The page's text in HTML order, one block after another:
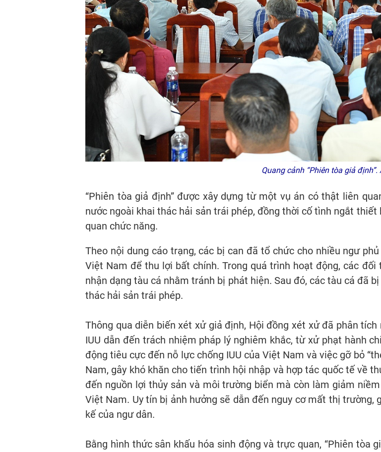
Quang cảnh “Phiên tòa giả
“Phiên tòa giả định” được xây dựng từ một vụ án có thật liên
nước ngoài khai thác hải sản trái phép, đồng thời cố tình ngắt
quan chức năng.
Theo nội dung cáo trạng, các bị can đã tổ chức cho nhiều ngư
Việt Nam để thu lợi bất chính. Trong quá trình hoạt động, các
nhận dạng tàu cá nhằm tránh bị phát hiện. Sau đó, các tàu cá đã
thác hải sản trái phép.
Thông qua diễn biến xét xử giả định, Hội đồng xét xử đã phân
IUU dẫn đến trách nhiệm pháp lý nghiêm khắc, từ xử phạt hành
động tiêu cực đến nỗ lực chống IUU của Việt Nam và việc gỡ bỏ
Nam, gây khó khăn cho tiến trình hội nhập và hợp tác quốc tế về
đến nguồn lợi thủy sản và môi trường biển mà còn làm giảm
Việt Nam. Uy tín bị ảnh hưởng sẽ dẫn đến nguy cơ mất thị
kế của ngư dân.
Bằng hình thức sân khấu hóa sinh động và trực quan, “Phiên tòa